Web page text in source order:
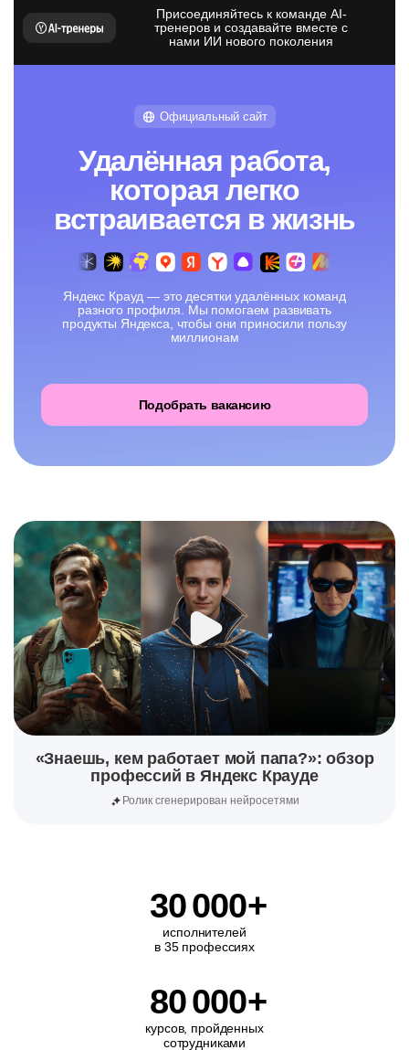
Присоединяйтесь к команде AI-
тренеров и создавайте вместе с
нами ИИ нового поколения
Официальный сайт
Удалённая работа,
которая легко
встраивается в жизнь
Яндекс Крауд — это десятки удалённых команд
разного профиля. Мы помогаем развивать
продукты Яндекса, чтобы они приносили пользу
миллионам
Подобрать вакансию
«Знаешь, кем работает мой папа?»: обзор
профессий в Яндекс Крауде
Ролик сгенерирован нейросетями
30000+
исполнителей
в 35 профессиях
80000+
курсов, пройденных
сотрудниками